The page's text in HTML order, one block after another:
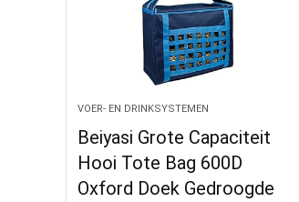
VOER- EN DRINKSYSTEMEN
Beiyasi Grote Capaciteit
Hooi Tote Bag 600D
Oxford Doek Gedroogde